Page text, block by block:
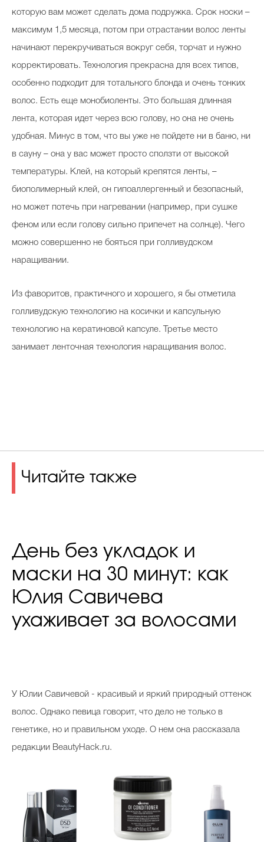
которую вам может сделать дома подружка. Срок носки –
максимум 1,5 месяца, потом при отрастании волос ленты
начинают перекручиваться вокруг себя, торчат и нужно
корректировать. Технология прекрасна для всех типов,
особенно подходит для тотального блонда и очень тонких
волос. Есть еще монобиоленты. Это большая длинная
лента, которая идет через всю голову, но она не очень
удобная. Минус в том, что вы уже не пойдете ни в баню, ни
в сауну – она у вас может просто сползти от высокой
температуры. Клей, на который крепятся ленты, –
биополимерный клей, он гипоаллергенный и безопасный,
но может потечь при нагревании (например, при сушке
феном или если голову сильно припечет на солнце). Чего
можно совершенно не бояться при голливудском
наращивании.
Из фаворитов, практичного и хорошего, я бы отметила
голливудскую технологию на косички и капсульную
технологию на кератиновой капсуле. Третье место
занимает ленточная технология наращивания волос.
Читайте также
День без укладок и
маски на 30 минут: как
Юлия Савичева
ухаживает за волосами
У Юлии Савичевой - красивый и яркий природный оттенок
волос. Однако певица говорит, что дело не только в
генетике, но и правильном уходе. О нем она рассказала
редакции BeautyHack.ru.